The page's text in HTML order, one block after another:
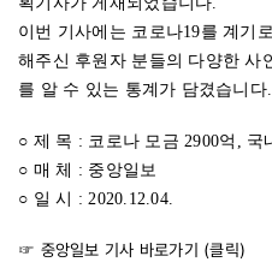
이번 기사에는 코로나19를 계기
해주신 후원자 분들의 다양한 사
를 알 수 있는 통계가 담겼습니다.
○ 제 목 : 코로나 모금 2900억, 국
○ 매 체 : 중앙일보
○ 일 시 : 2020.12.04.
☞ 중앙일보 기사 바로가기 (클릭)